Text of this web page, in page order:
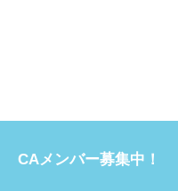
CAメンバー募集中！